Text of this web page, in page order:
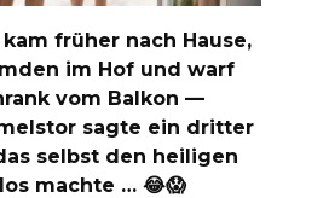
früher nach Hause,
im Hof und warf
vom Balkon —
sagte ein dritter
selbst den heiligen
machte … 😂😱